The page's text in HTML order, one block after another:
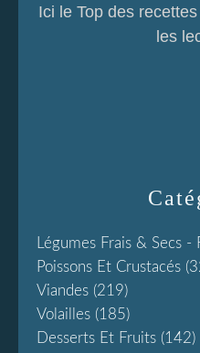
Légumes Frais & Secs
Poissons Et Crustacés
Viandes (219)
Volailles (185)
Desserts Et Fruits (142)
Ici le Top des
les